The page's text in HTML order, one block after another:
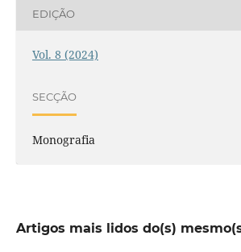
EDIÇÃO
Vol. 8 (2024)
SECÇÃO
Monografia
Artigos mais lidos do(s)